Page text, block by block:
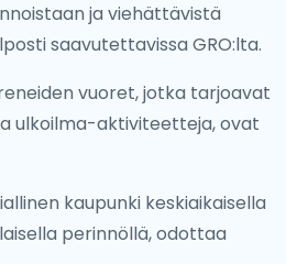
ja viehättävistä
saavutettavissa GRO:lta.
vuoret, jotka tarjoavat
ulkoilma-aktiviteetteja, ovat
kaupunki keskiaikaisella
perinnöllä, odottaa